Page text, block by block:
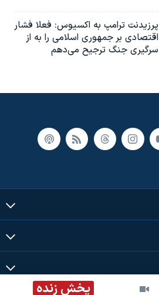
پخش زنده
پرزیدنت ترامپ به اکسیوس: فعلا فشار
اقتصادی بر جمهوری اسلامی را به از
سرگیری جنگ ترجیح می‌دهم